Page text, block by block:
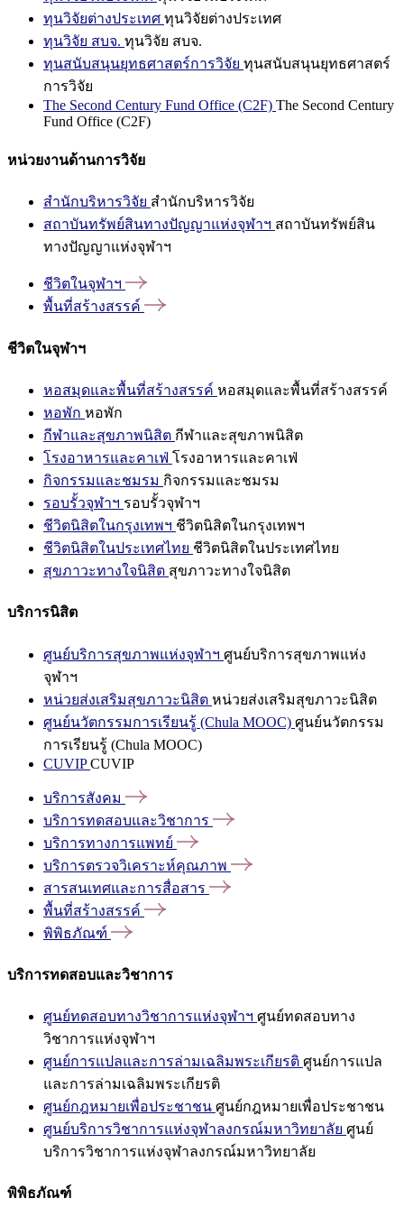
ทุนวิจัยต่างประเทศ ทุนวิจัยต่างประเทศ
ทุนวิจัย สบจ. ทุนวิจัย สบจ.
ทุนสนับสนุนยุทธศาสตร์การวิจัย ทุนสนับสนุนยุทธศาสตร์
การวิจัย
The Second Century Fund Office (C2F) The Second Century
Fund Office (C2F)
หน่วยงานด้านการวิจัย
สำนักบริหารวิจัย สำนักบริหารวิจัย
สถาบันทรัพย์สินทางปัญญาแห่งจุฬาฯ สถาบันทรัพย์สิน
ทางปัญญาแห่งจุฬาฯ
ชีวิตในจุฬาฯ
พื้นที่สร้างสรรค์
ชีวิตในจุฬาฯ
หอสมุดและพื้นที่สร้างสรรค์ หอสมุดและพื้นที่สร้างสรรค์
หอพัก หอพัก
กีฬาและสุขภาพนิสิต กีฬาและสุขภาพนิสิต
โรงอาหารและคาเฟ่ โรงอาหารและคาเฟ่
กิจกรรมและชมรม กิจกรรมและชมรม
รอบรั้วจุฬาฯ รอบรั้วจุฬาฯ
ชีวิตนิสิตในกรุงเทพฯ ชีวิตนิสิตในกรุงเทพฯ
ชีวิตนิสิตในประเทศไทย ชีวิตนิสิตในประเทศไทย
สุขภาวะทางใจนิสิต สุขภาวะทางใจนิสิต
บริการนิสิต
ศูนย์บริการสุขภาพแห่งจุฬาฯ ศูนย์บริการสุขภาพแห่ง
จุฬาฯ
หน่วยส่งเสริมสุขภาวะนิสิต หน่วยส่งเสริมสุขภาวะนิสิต
ศูนย์นวัตกรรมการเรียนรู้ (Chula MOOC) ศูนย์นวัตกรรม
การเรียนรู้ (Chula MOOC)
CUVIPCUVIP
บริการสังคม
บริการทดสอบและวิชาการ
บริการทางการแพทย์
บริการตรวจวิเคราะห์คุณภาพ
สารสนเทศและการสื่อสาร
พื้นที่สร้างสรรค์
พิพิธภัณฑ์
บริการทดสอบและวิชาการ
ศูนย์ทดสอบทางวิชาการแห่งจุฬาฯ ศูนย์ทดสอบทาง
วิชาการแห่งจุฬาฯ
ศูนย์การแปลและการล่ามเฉลิมพระเกียรติ ศูนย์การแปล
และการล่ามเฉลิมพระเกียรติ
ศูนย์กฎหมายเพื่อประชาชน ศูนย์กฎหมายเพื่อประชาชน
ศูนย์บริการวิชาการแห่งจุฬาลงกรณ์มหาวิทยาลัย ศูนย์
บริการวิชาการแห่งจุฬาลงกรณ์มหาวิทยาลัย
พิพิธภัณฑ์